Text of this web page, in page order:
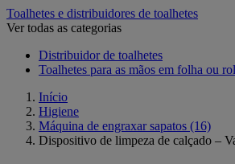
Toalhetes e distribuidores de toalhetes
Ver todas as categorias
Distribuidor de toalhetes
Toalhetes para as mãos em folha ou
Início
Higiene
Máquina de engraxar sapatos (16)
Dispositivo de limpeza de calçado –